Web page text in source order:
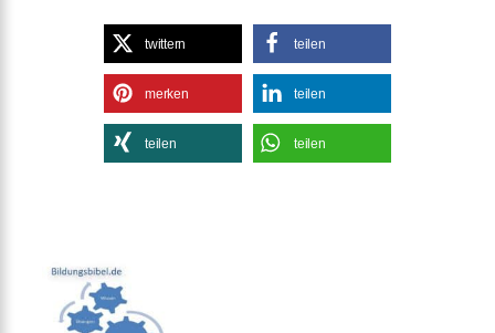
twittern teilen
merken teilen
teilen teilen